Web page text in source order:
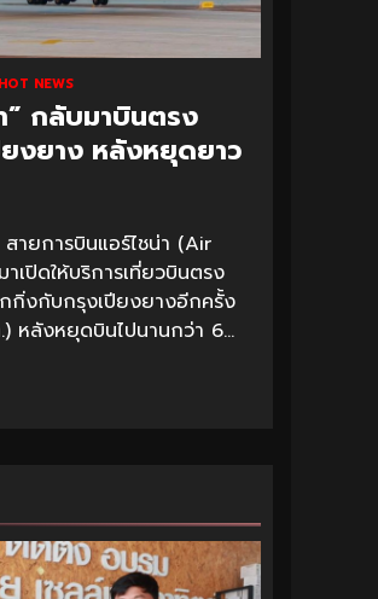
HOT NEWS
” กลับมาบินตรง
งยาง หลังหยุดยาว
สายการบินแอร์ไชน่า (Air
เปิดให้บริการเที่ยวบินตรง
กิ่งกับกรุงเปียงยางอีกครั้ง
หลังหยุดบินไปนานกว่า 6...